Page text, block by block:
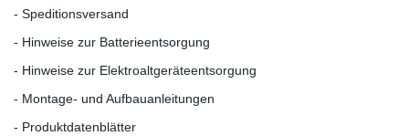
- Speditionsversand
- Hinweise zur Batterieentsorgung
- Hinweise zur Elektroaltgeräteentsorgung
- Montage- und Aufbauanleitungen
- Produktdatenblätter